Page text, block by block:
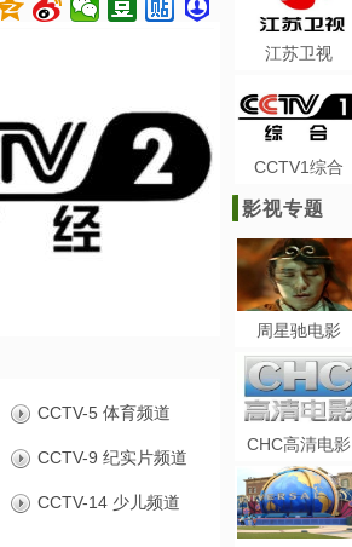
CCTV-5 体育频道
CCTV-9 纪实片频道
CCTV-14 少儿频道
江苏卫视
CCTV1综合
影视专题
周星驰电影
CHC高清电影